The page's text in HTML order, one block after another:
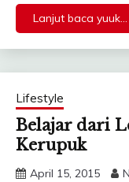
Lanjut baca yuuk...
Lifestyle
Belajar dari
Kerupuk
April 15, 2015